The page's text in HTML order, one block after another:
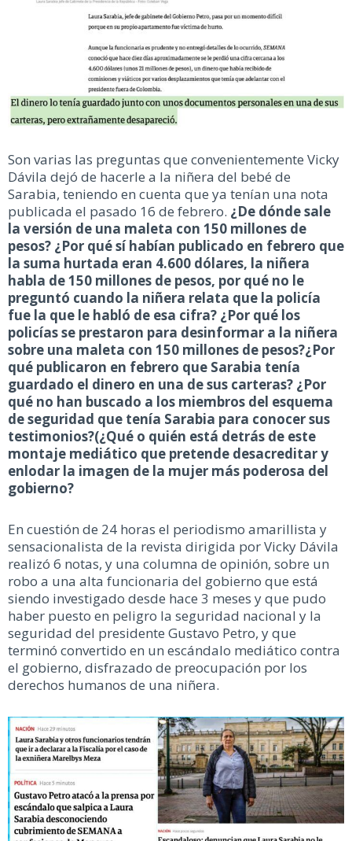
Son varias las preguntas que convenientemente Vicky
Dávila dejó de hacerle a la niñera del bebé de
Sarabia, teniendo en cuenta que ya tenían una nota
publicada el pasado 16 de febrero. ¿De dónde sale
la versión de una maleta con 150 millones de
pesos? ¿Por qué sí habían publicado en febrero que
la suma hurtada eran 4.600 dólares, la niñera
habla de 150 millones de pesos, por qué no le
preguntó cuando la niñera relata que la policía
fue la que le habló de esa cifra? ¿Por qué los
policías se prestaron para desinformar a la niñera
sobre una maleta con 150 millones de pesos?¿Por
qué publicaron en febrero que Sarabia tenía
guardado el dinero en una de sus carteras? ¿Por
qué no han buscado a los miembros del esquema
de seguridad que tenía Sarabia para conocer sus
testimonios?(¿Qué o quién está detrás de este
montaje mediático que pretende desacreditar y
enlodar la imagen de la mujer más poderosa del
gobierno?
En cuestión de 24 horas el periodismo amarillista y
sensacionalista de la revista dirigida por Vicky Dávila
realizó 6 notas, y una columna de opinión, sobre un
robo a una alta funcionaria del gobierno que está
siendo investigado desde hace 3 meses y que pudo
haber puesto en peligro la seguridad nacional y la
seguridad del presidente Gustavo Petro, y que
terminó convertido en un escándalo mediático contra
el gobierno, disfrazado de preocupación por los
derechos humanos de una niñera.